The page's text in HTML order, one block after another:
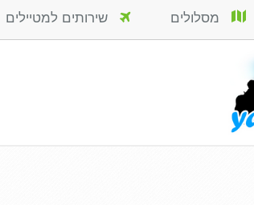
מסלולים שירותים למטיילים